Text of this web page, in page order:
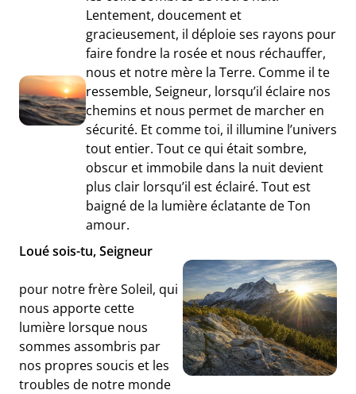
Lentement, doucement et
gracieusement, il déploie ses rayons pour
faire fondre la rosée et nous réchauffer,
nous et notre mère la Terre. Comme il te
ressemble, Seigneur, lorsqu’il éclaire nos
chemins et nous permet de marcher en
sécurité. Et comme toi, il illumine l’univers
tout entier. Tout ce qui était sombre,
obscur et immobile dans la nuit devient
plus clair lorsqu’il est éclairé. Tout est
baigné de la lumière éclatante de Ton
amour.
Loué sois-tu, Seigneur
pour notre frère Soleil, qui
nous apporte cette
lumière lorsque nous
sommes assombris par
nos propres soucis et les
troubles de notre monde